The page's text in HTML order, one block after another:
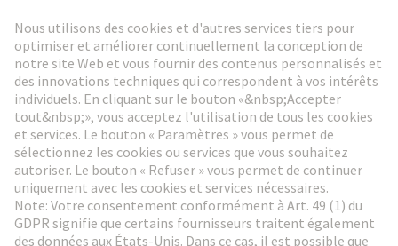
Aller à l'inscription
Social Media